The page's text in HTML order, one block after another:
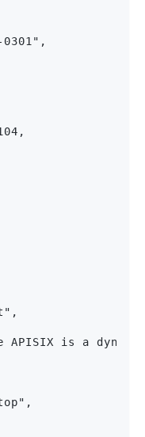
APISIX is a